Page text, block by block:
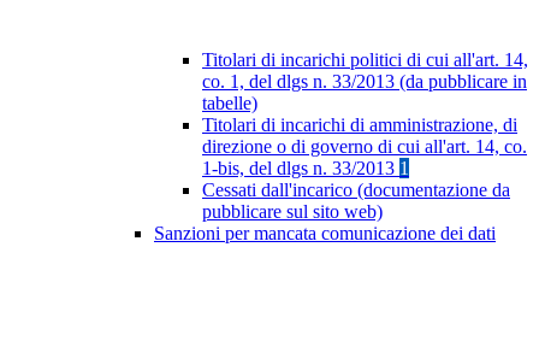
Titolari di incarichi politici di cui all'art. 14,
co. 1, del dlgs n. 33/2013 (da pubblicare in
tabelle)
Titolari di incarichi di amministrazione, di
direzione o di governo di cui all'art. 14, co.
1-bis, del dlgs n. 33/2013 1
Cessati dall'incarico (documentazione da
pubblicare sul sito web)
Sanzioni per mancata comunicazione dei dati